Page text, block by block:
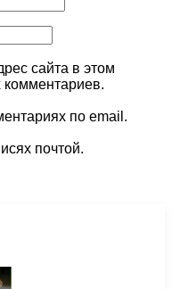
сайта в этом
по email.
почтой.